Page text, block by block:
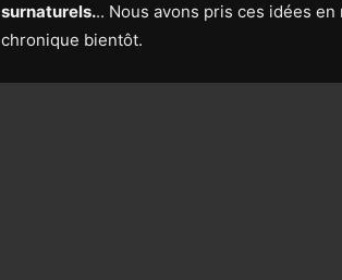
surnaturels... Nous avons pris ces idées
chronique bientôt.